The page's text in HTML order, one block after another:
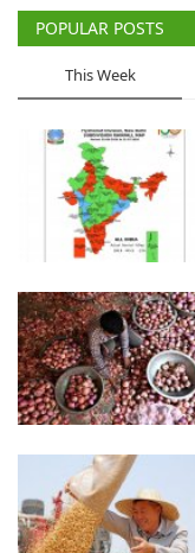
Awards 2022
Agri Start-Ups
Language
English Hindi
POPULAR POSTS
This Week